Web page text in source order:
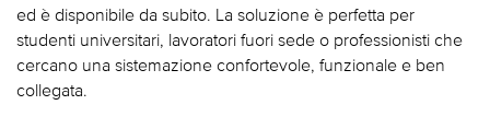
ed è disponibile da subito. La soluzione è perfetta per
studenti universitari, lavoratori fuori sede o professionisti che
cercano una sistemazione confortevole, funzionale e ben
collegata.